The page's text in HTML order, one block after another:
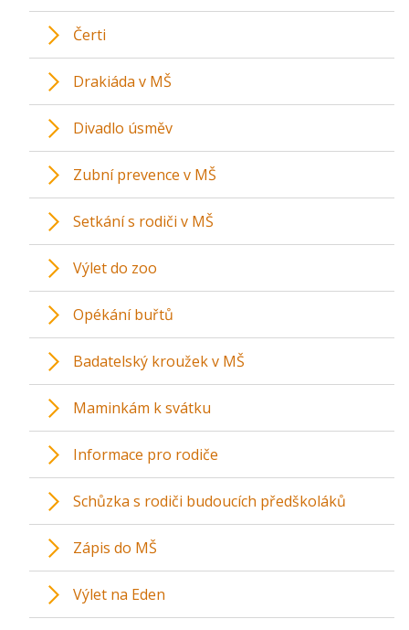
Čerti
Drakiáda v MŠ
Divadlo úsměv
Zubní prevence v MŠ
Setkání s rodiči v MŠ
Výlet do zoo
Opékání buřtů
Badatelský kroužek v MŠ
Maminkám k svátku
Informace pro rodiče
Schůzka s rodiči budoucích předškoláků
Zápis do MŠ
Výlet na Eden